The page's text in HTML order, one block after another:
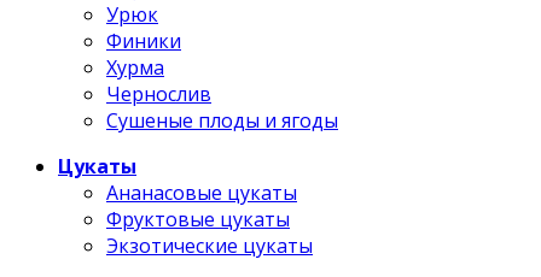
Урюк
Финики
Хурма
Чернослив
Сушеные плоды и ягоды
Цукаты
Ананасовые цукаты
Фруктовые цукаты
Экзотические цукаты